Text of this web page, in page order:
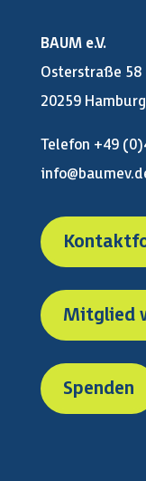
BAUM e.V.
Osterstraße 58
20259
Telefon +49
Mitglied
Spenden